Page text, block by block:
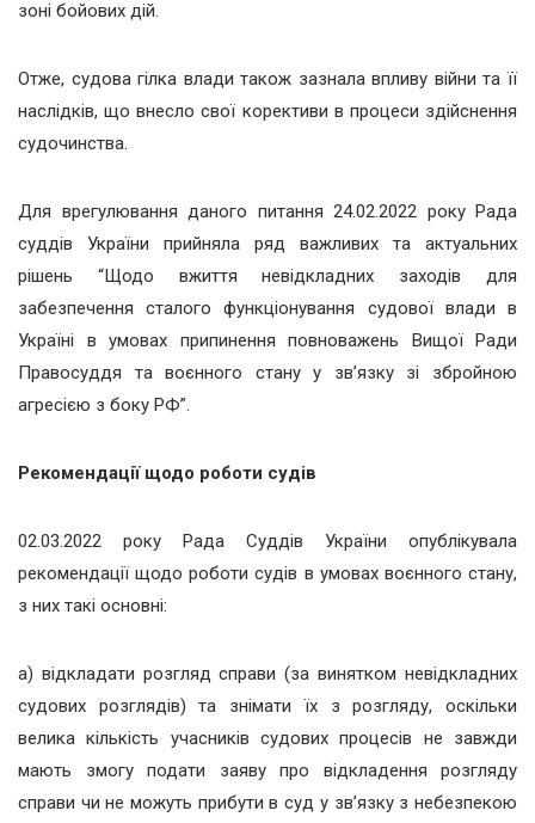
зоні бойових дій.
Отже, судова гілка влади також зазнала впливу війни та її
наслідків, що внесло свої корективи в процеси здійснення
судочинства.
Для врегулювання даного питання 24.02.2022 року Рада
суддів України прийняла ряд важливих та актуальних
рішень “Щодо вжиття невідкладних заходів для
забезпечення сталого функціонування судової влади в
Україні в умовах припинення повноважень Вищої Ради
Правосуддя та воєнного стану у зв’язку зі збройною
агресією з боку РФ”.
Рекомендації щодо роботи судів
02.03.2022 року Рада Суддів України опублікувала
рекомендації щодо роботи судів в умовах воєнного стану,
з них такі основні:
а) відкладати розгляд справи (за винятком невідкладних
судових розглядів) та знімати їх з розгляду, оскільки
велика кількість учасників судових процесів не завжди
мають змогу подати заяву про відкладення розгляду
справи чи не можуть прибути в суд у зв’язку з небезпекою